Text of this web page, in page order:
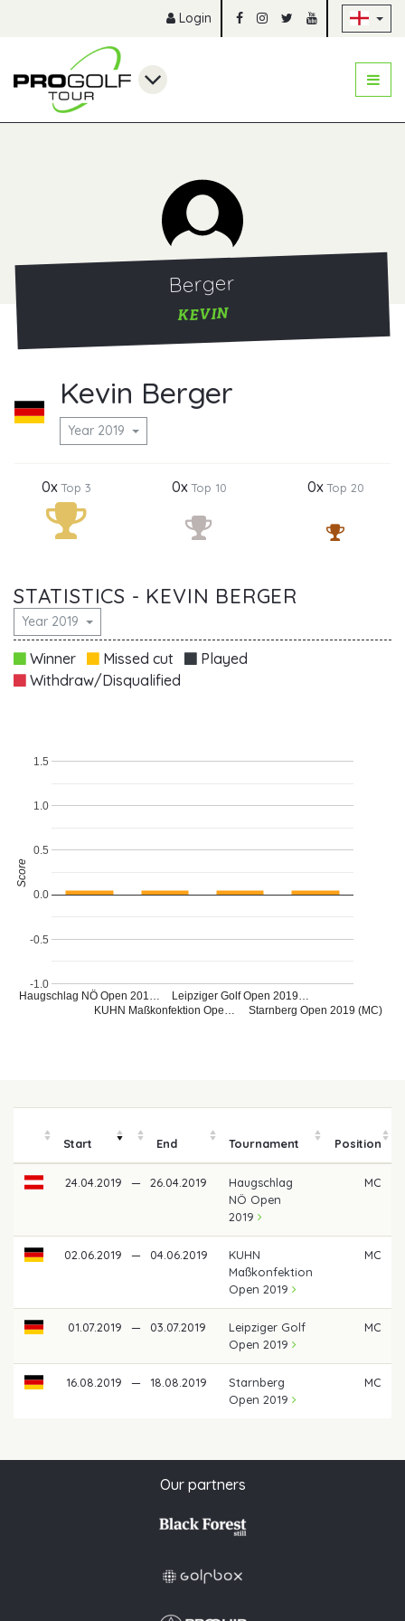
Login
Berger
KEVIN
Kevin Berger
Year 2019
0xTop 3 0xTop 10 0xTop 20
STATISTICS - KEVIN BERGER
Year 2019
Winner Missed cut
Played
Withdraw/Disqualified
Haugschlag NÖ Open 201…
KUHN Maßkonfektion Ope…
Leipziger Golf Open 2019…
Starnberg Open 2019 (MC)
-1.0
-0.5
0.0
0.5
1.0
1.5
Score
Start End Tournament Position
24.04.2019 — 26.04.2019
Haugschlag
NÖ Open
2019
MC
02.06.2019 — 04.06.2019
KUHN
Maßkonfektion
Open 2019
MC
01.07.2019 — 03.07.2019
Leipziger Golf
Open 2019
MC
16.08.2019 — 18.08.2019
Starnberg
Open 2019
MC
Our partners